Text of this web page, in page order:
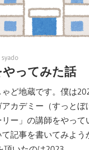
syado
やってみた話
ど地蔵です。僕は
カデミー（すっとぼ
ー」の講師をやって
記事を書いてみよう